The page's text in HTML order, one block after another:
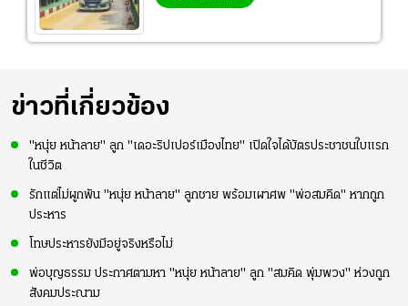
ข่าวที่เกี่ยวข้อง
"หนุ่ย หน้าลาย" ลูก "เดอะริปเปอร์เมืองไทย" เปิดใจได้บัตรประชาชนใบแรก
ในชีวิต
รักแต่ไม่ผูกพัน "หนุ่ย หน้าลาย" ลูกชาย พร้อมเผาศพ "พ่อสมคิด" หากถูก
ประหาร
โทษประหารยังมีอยู่จริงหรือไม่
พ่อบุญธรรม ประกาศตามหา "หนุ่ย หน้าลาย" ลูก "สมคิด พุ่มพวง" ห่วงถูก
สังคมประณาม